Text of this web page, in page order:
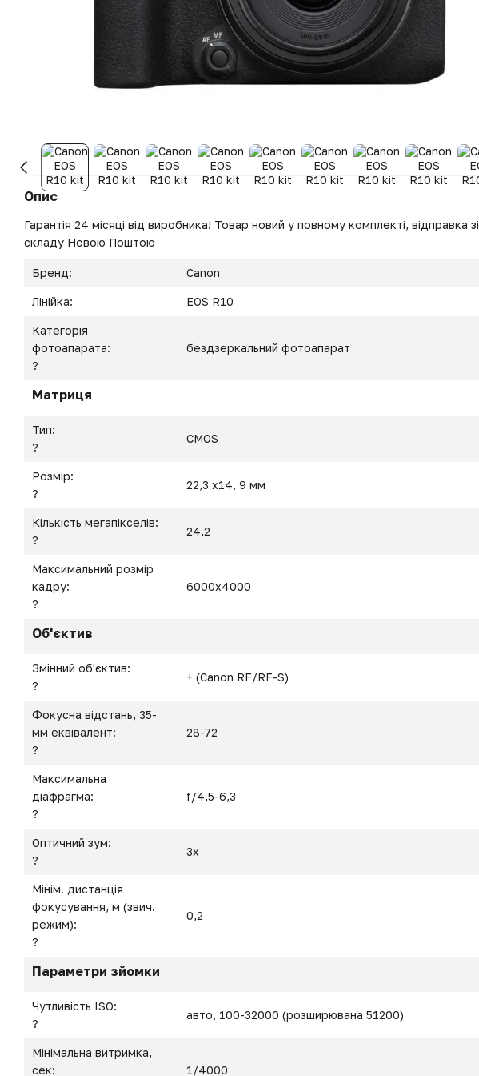
Опис
Гарантія 24 місяці від виробника! Товар новий у повному комплекті, відправка зі
складу Новою Поштою
Бренд: Canon
Лінійка: EOS R10
Категорія
фотоапарата:
?
бездзеркальний фотоапарат
Матриця
Тип:
?
CMOS
Розмір:
?
22,3 x14, 9 мм
Кількість мегапікселів:
?
24,2
Максимальний розмір
кадру:
?
6000x4000
Об'єктив
Змінний об'єктив:
?
+ (Canon RF/RF-S)
Фокусна відстань, 35-
мм еквівалент:
?
28-72
Максимальна
діафрагма:
?
f/4,5-6,3
Оптичний зум:
?
3x
Мінім. дистанція
фокусування, м (звич.
режим):
?
0,2
Параметри зйомки
Чутливість ISO:
?
авто, 100-32000 (розширювана 51200)
Мінімальна витримка,
сек:
1/4000